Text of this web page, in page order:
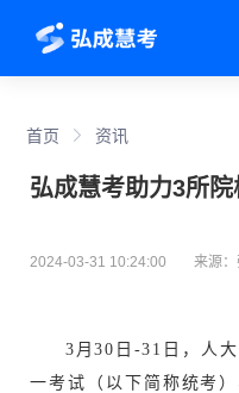
首页 资讯
弘成慧考助力3所
2024-03-31 10:24:00 来源
3月30日-31日， 人
一考试（以下简称统考）